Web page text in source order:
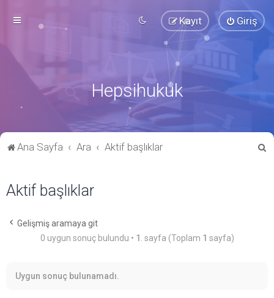
Giriş
Kayıt
Hepsihukuk
Ana Sayfa Ara Aktif başlıklar
Aktif başlıklar
Gelişmiş aramaya git
0 uygun sonuç bulundu • 1 . sayfa (Toplam 1 sayfa)
Uygun sonuç bulunamadı.